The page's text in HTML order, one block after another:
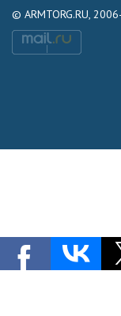
© ARMTORG.RU,